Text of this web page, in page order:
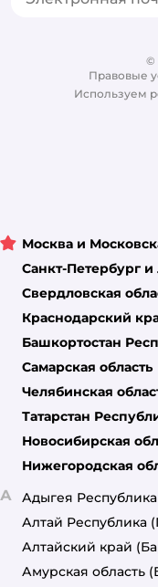
©
Правовые
Используем
Москва и
Санкт-Петербург и
Свердловская
Краснодарский
Башкортостан
Самарская область
Челябинская
Татарстан
Новосибирская
Нижегородская
А Адыгея Республика
Алтай Республика
Алтайский край
Амурская область